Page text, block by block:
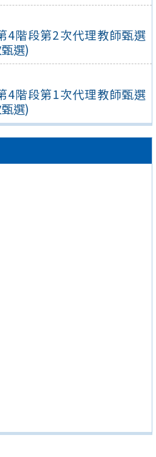
4階段第2次代理教師甄選
選)
4階段第1次代理教師甄選
選)